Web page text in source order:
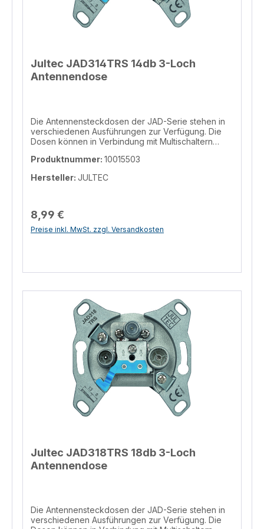
Jultec JAD314TRS 14db 3-Loch
Antennendose
Die Antennensteckdosen der JAD-Serie stehen in
verschiedenen Ausführungen zur Verfügung. Die
Dosen können in Verbindung mit Multischaltern
wohnungsübergreifender Einkabelinstallation
Eine technische Vergleichstabelle zu den
Informationen zur Produktsicherheit Hersteller/EU
Verantwortliche Person Hersteller JULTEC GmbH
Glockenreute 3, Steißlingen, 78256, DE
info@jultec.de Telefon 004977389391870
Produktnummer: 10015503
Hersteller: JULTEC
8,99 €
Preise inkl. MwSt. zzgl. Versandkosten
Jultec JAD318TRS 18db 3-Loch
Antennendose
Die Antennensteckdosen der JAD-Serie stehen in
verschiedenen Ausführungen zur Verfügung. Die